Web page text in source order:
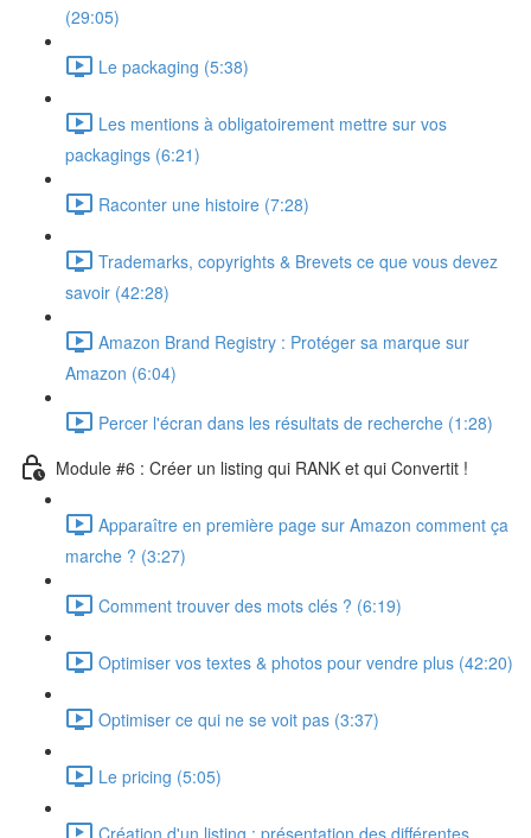
(29:05)
Le packaging (5:38)
Les mentions à obligatoirement mettre sur vos
packagings (6:21)
Raconter une histoire (7:28)
Trademarks, copyrights & Brevets ce que vous devez
savoir (42:28)
Amazon Brand Registry : Protéger sa marque sur
Amazon (6:04)
Percer l'écran dans les résultats de recherche (1:28)
Module #6 : Créer un listing qui RANK et qui Convertit !
Apparaître en première page sur Amazon comment ça
marche ? (3:27)
Comment trouver des mots clés ? (6:19)
Optimiser vos textes & photos pour vendre plus (42:20)
Optimiser ce qui ne se voit pas (3:37)
Le pricing (5:05)
Création d'un listing : présentation des différentes